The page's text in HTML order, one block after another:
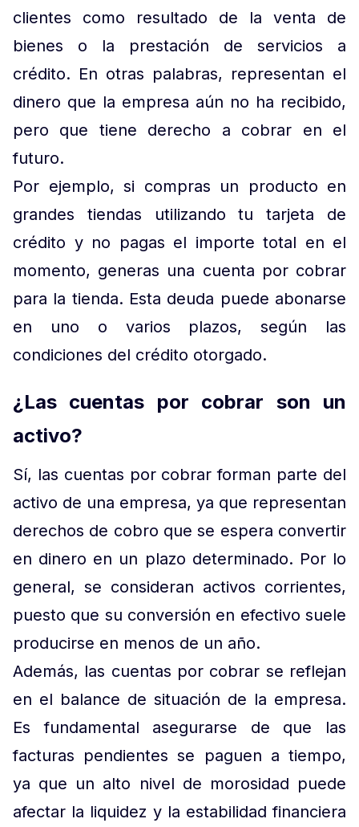
clientes como resultado de la venta de
bienes o la prestación de servicios a
crédito. En otras palabras, representan el
dinero que la empresa aún no ha recibido,
pero que tiene derecho a cobrar en el
futuro.
Por ejemplo, si compras un producto en
grandes tiendas utilizando tu tarjeta de
crédito y no pagas el importe total en el
momento, generas una cuenta por cobrar
para la tienda. Esta deuda puede abonarse
en uno o varios plazos, según las
condiciones del crédito otorgado.
¿Las cuentas por cobrar son un
activo?
Sí, las cuentas por cobrar forman parte del
activo de una empresa, ya que representan
derechos de cobro que se espera convertir
en dinero en un plazo determinado. Por lo
general, se consideran activos corrientes,
puesto que su conversión en efectivo suele
producirse en menos de un año.
Además, las cuentas por cobrar se reflejan
en el balance de situación de la empresa.
Es fundamental asegurarse de que las
facturas pendientes se paguen a tiempo,
ya que un alto nivel de morosidad puede
afectar la liquidez y la estabilidad financiera